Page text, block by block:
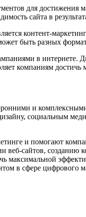
для
сайта в
контент-
быть разных
в
компаниям
и
социальным
и помогают
веб-сайтов,
максимальной
в сфере цифрового